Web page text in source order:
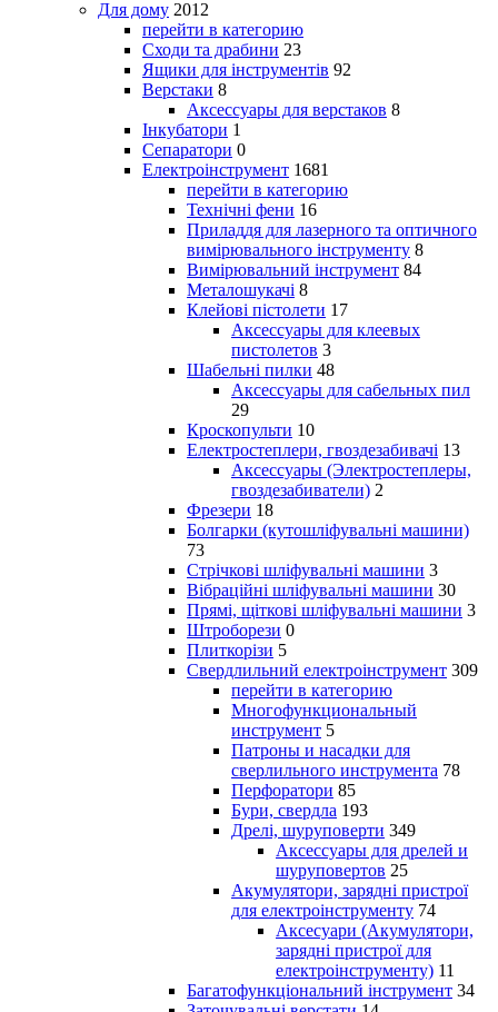
Для дому 2012
перейти в категорию
Сходи та драбини 23
Ящики для інструментів 92
Верстаки 8
Аксессуары для верстаков 8
Інкубатори 1
Сепаратори 0
Електроінструмент 1681
перейти в категорию
Технічні фени 16
Приладдя для лазерного та оптичного
вимірювального інструменту 8
Вимірювальний інструмент 84
Металошукачі 8
Клейові пістолети 17
Аксессуары для клеевых
пистолетов 3
Шабельні пилки 48
Аксессуары для сабельных пил
29
Кроскопульти 10
Електростеплери, гвоздезабивачі 13
Аксессуары (Электростеплеры,
гвоздезабиватели) 2
Фрезери 18
Болгарки (кутошліфувальні машини)
73
Стрічкові шліфувальні машини 3
Вібраційні шліфувальні машини 30
Прямі, щіткові шліфувальні машини 3
Штроборези 0
Плиткорізи 5
Свердлильний електроінструмент 309
перейти в категорию
Многофункциональный
инструмент 5
Патроны и насадки для
сверлильного инструмента 78
Перфоратори 85
Бури, свердла 193
Дрелі, шуруповерти 349
Аксессуары для дрелей и
шуруповертов 25
Акумулятори, зарядні пристрої
для електроінструменту 74
Аксесуари (Акумулятори,
зарядні пристрої для
електроінструменту) 11
Багатофункціональний інструмент 34